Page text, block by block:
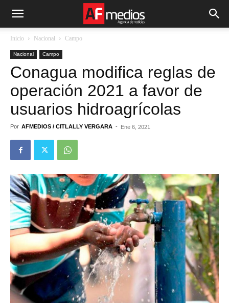
Inicio Nacional Campo
Nacional Campo
Conagua modifica reglas de
operación 2021 a favor de
usuarios hidroagrícolas
Por AFMEDIOS / CITLALLY VERGARA - Ene 6, 2021